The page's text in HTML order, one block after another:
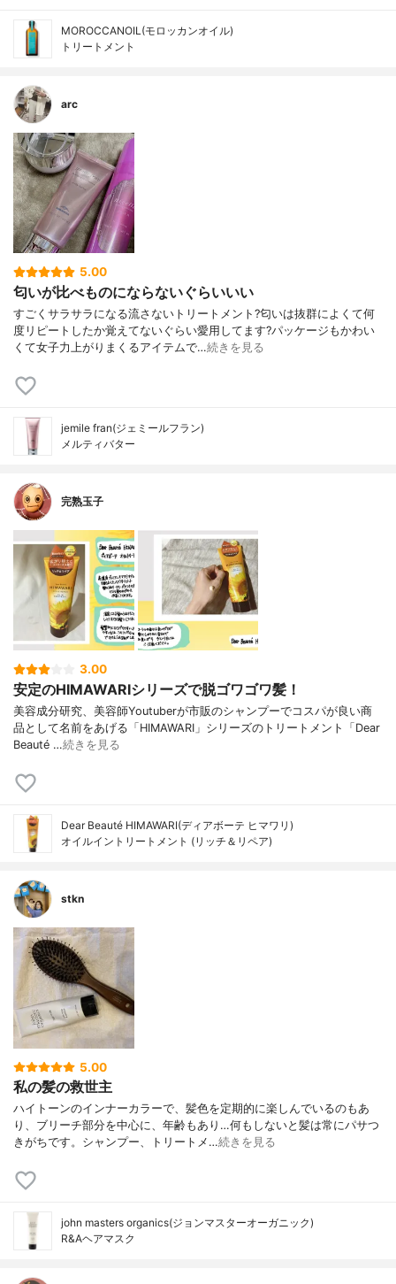
MOROCCANOIL(モロッカンオイル)
トリートメント
arc
5.00
匂いが比べものにならないぐらいいい
すごくサラサラになる流さないトリートメント?匂いは抜群によくて何
度リピートしたか覚えてないぐらい愛用してます?パッケージもかわい
くて女子力上がりまくるアイテムで…続きを見る
jemile fran(ジェミールフラン)
メルティバター
完熟玉子
3.00
安定のHIMAWARIシリーズで脱ゴワゴワ髪！
美容成分研究、美容師Youtuberが市販のシャンプーでコスパが良い商
品として名前をあげる「HIMAWARI」シリーズのトリートメント「Dear
Beauté …続きを見る
Dear Beauté HIMAWARI(ディアボーテ ヒマワリ)
オイルイントリートメント (リッチ＆リペア)
stkn
5.00
私の髪の救世主
ハイトーンのインナーカラーで、髪色を定期的に楽しんでいるのもあ
り、ブリーチ部分を中心に、年齢もあり…何もしないと髪は常にパサつ
きがちです。シャンプー、トリートメ…続きを見る
john masters organics(ジョンマスターオーガニック)
R&Aヘアマスク